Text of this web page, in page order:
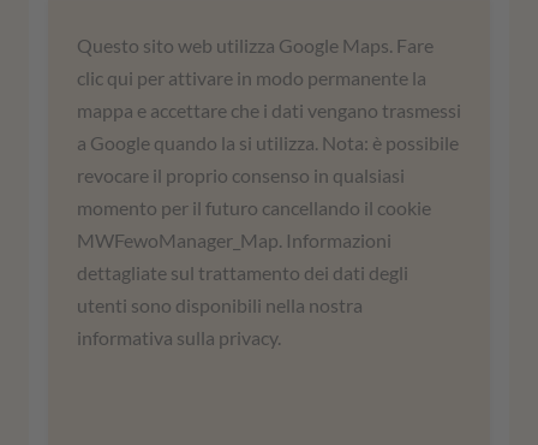
Abbiamo bisogno del vostro
consenso per caricare il servizio
Google Maps!
Utilizziamo un servizio di terze parti per
incorporare i contenuti delle mappe. Questo
servizio può raccogliere dati sulle vostre
attività. Leggete i dettagli e accettate di
utilizzare il servizio per visualizzare questa
Questo sito web utilizza Google Maps. Fare
clic qui per attivare in modo permanente la
mappa e accettare che i dati vengano trasmessi
a Google quando la si utilizza. Nota: è possibile
revocare il proprio consenso in qualsiasi
momento per il futuro cancellando il cookie
MWFewoManager_Map. Informazioni
dettagliate sul trattamento dei dati degli
utenti sono disponibili nella nostra
informativa sulla privacy.